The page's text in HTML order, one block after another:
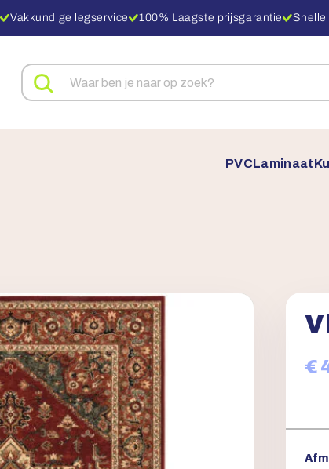
Vakkundige legservice 100% Laagste prijsgarantie Snelle
Zoeken
naar
PVCLaminaat
€